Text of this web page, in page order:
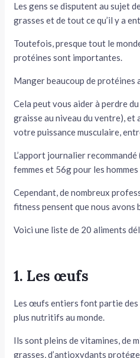
Les gens se disputent au sujet
grasses et de tout ce qu’il y a
Toutefois, presque tout le
protéines sont importantes.
Manger beaucoup de protéines
Cela peut vous aider à perdre
graisse au niveau du ventre), et
votre puissance musculaire,
L’apport journalier
femmes et 56g pour les hommes
Cependant, de nombreux
fitness pensent que nous avons
Voici une liste de 20 aliments
1. Les œufs
Les œufs entiers font partie des
plus nutritifs au monde.
Ils sont pleins de vitamines, de
grasses, d’antioxydants